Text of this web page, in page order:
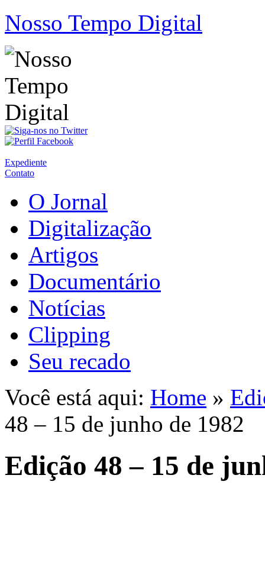
Nosso Tempo Digital
Expediente
Contato
O Jornal
Digitalização
Artigos
Documentário
Notícias
Clipping
Seu recado
Você está aqui: Home »
48 – 15 de junho de 1982
Edição 48 – 15 de